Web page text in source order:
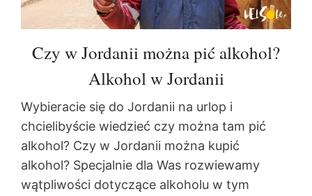
Czy w Jordanii można pić alkohol?
Alkohol w Jordanii
Wybieracie się do Jordanii na urlop i
chcielibyście wiedzieć czy można tam pić
alkohol? Czy w Jordanii można kupić
alkohol? Specjalnie dla Was rozwiewamy
wątpliwości dotyczące alkoholu w tym